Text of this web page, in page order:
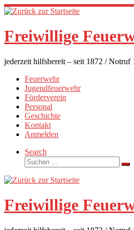
Zum
Inhalt
Freiwillige
jederzeit hilfsbereit – seit 1872 / Notruf
Feuerwehr
Jugendfeuerwehr
Förderverein
Personal
Geschichte
Kontakt
Anmelden
Search
Suche
Freiwillige